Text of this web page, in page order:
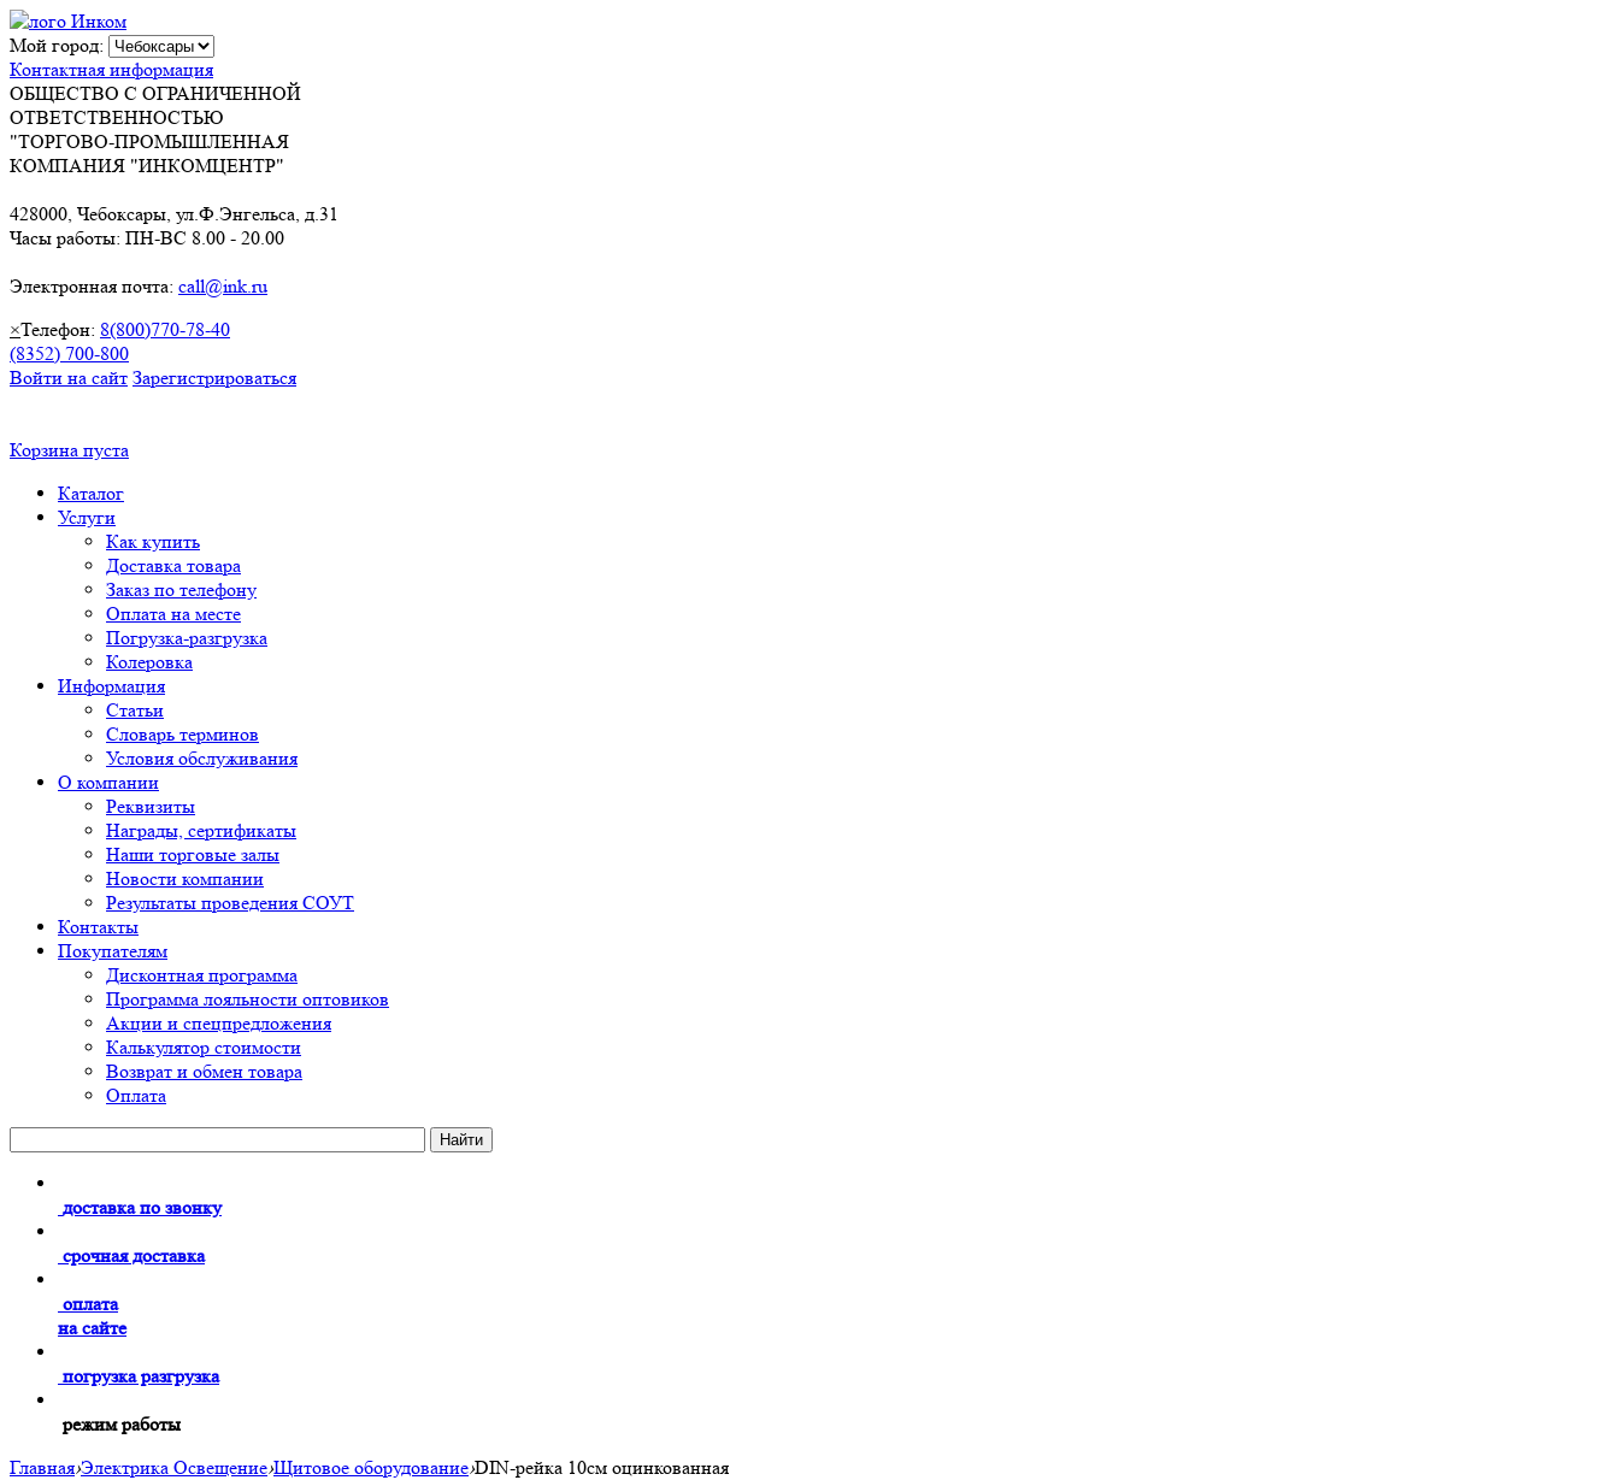
Мой город:
Контактная информация
ОБЩЕСТВО С ОГРАНИЧЕННОЙ
ОТВЕТСТВЕННОСТЬЮ
"ТОРГОВО-ПРОМЫШЛЕННАЯ
КОМПАНИЯ "ИНКОМЦЕНТР"
428000, Чебоксары, ул.Ф.Энгельса, д.31
Часы работы: ПН-ВС 8.00 - 20.00
Электронная почта: call@ink.ru
×Телефон: 8(800)770-78-40
(8352) 700-800
Войти на сайт Зарегистрироваться
Корзина пуста
Каталог
Услуги
Как купить
Доставка товара
Заказ по телефону
Оплата на месте
Погрузка-разгрузка
Колеровка
Информация
Статьи
Словарь терминов
Условия обслуживания
О компании
Реквизиты
Награды, сертификаты
Наши торговые залы
Новости компании
Результаты проведения СОУТ
Контакты
Покупателям
Дисконтная программа
Программа лояльности оптовиков
Акции и спецпредложения
Калькулятор стоимости
Возврат и обмен товара
Оплата
доставка по звонку
срочная доставка
оплата
на сайте
погрузка разгрузка
режим работы
Главная›Электрика Освещение›Щитовое оборудование›DIN-рейка 10см оцинкованная